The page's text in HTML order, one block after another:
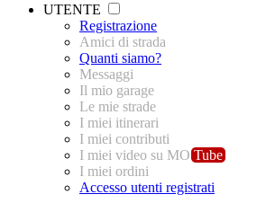
UTENTE
Registrazione
Amici di strada
Quanti siamo?
Messaggi
Il mio garage
Le mie strade
I miei itinerari
I miei contributi
I miei video su MO Tube
I miei ordini
Accesso utenti registrati